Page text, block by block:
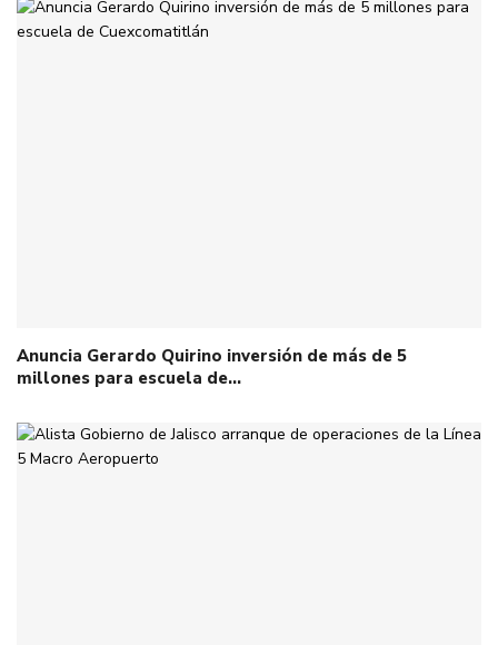
Anuncia Gerardo Quirino inversión de más de 5
millones para escuela de…